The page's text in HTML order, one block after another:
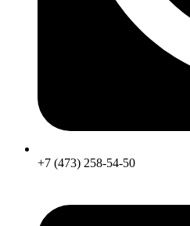
+7 (473) 258-54-50